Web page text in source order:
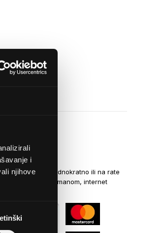
i
njihove
PLAĆANJA
karticama jednokratno ili na rate
uplatnicom, virmanom, internet